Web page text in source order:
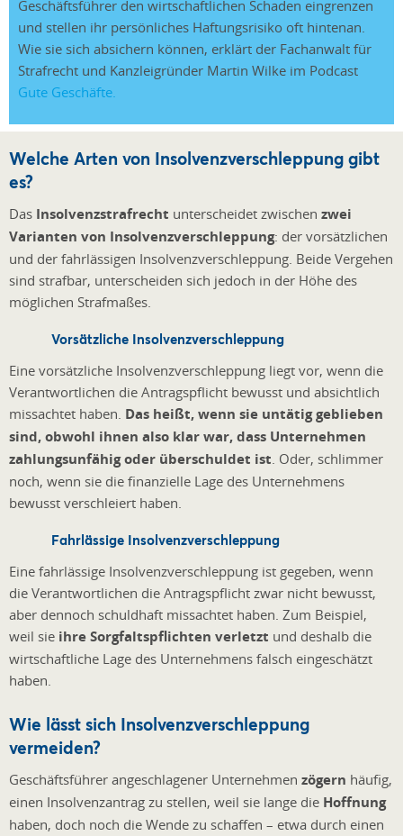
Geschäftsführer den wirtschaftlichen Schaden eingrenzen
und stellen ihr persönliches Haftungsrisiko oft hintenan.
Wie sie sich absichern können, erklärt der Fachanwalt für
Strafrecht und Kanzleigründer Martin Wilke im Podcast
Gute Geschäfte.
Welche Arten von Insolvenzverschleppung gibt
es?
Das Insolvenzstrafrecht unterscheidet zwischen zwei
Varianten von Insolvenzverschleppung: der vorsätzlichen
und der fahrlässigen Insolvenzverschleppung. Beide Vergehen
sind strafbar, unterscheiden sich jedoch in der Höhe des
möglichen Strafmaßes.
Vorsätzliche Insolvenzverschleppung
Eine vorsätzliche Insolvenzverschleppung liegt vor, wenn die
Verantwortlichen die Antragspflicht bewusst und absichtlich
missachtet haben. Das heißt, wenn sie untätig geblieben
sind, obwohl ihnen also klar war, dass Unternehmen
zahlungsunfähig oder überschuldet ist . Oder, schlimmer
noch, wenn sie die finanzielle Lage des Unternehmens
bewusst verschleiert haben.
Fahrlässige Insolvenzverschleppung
Eine fahrlässige Insolvenzverschleppung ist gegeben, wenn
die Verantwortlichen die Antragspflicht zwar nicht bewusst,
aber dennoch schuldhaft missachtet haben. Zum Beispiel,
weil sie ihre Sorgfaltspflichten verletzt und deshalb die
wirtschaftliche Lage des Unternehmens falsch eingeschätzt
haben.
Wie lässt sich Insolvenzverschleppung
vermeiden?
Geschäftsführer angeschlagener Unternehmen zögern häufig,
einen Insolvenzantrag zu stellen, weil sie lange die Hoffnung
haben, doch noch die Wende zu schaffen – etwa durch einen